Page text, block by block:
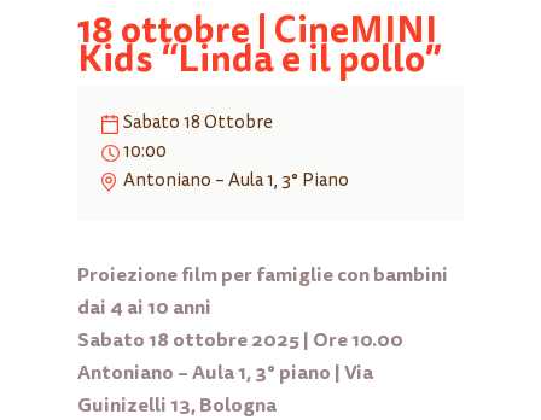
18 ottobre | CineMINI
Kids “Linda e il pollo”
Sabato 18 Ottobre
10:00
Antoniano – Aula 1, 3° Piano
Proiezione film per famiglie con bambini
dai 4 ai 10 anni
Sabato 18 ottobre 2025 | Ore 10.00
Antoniano – Aula 1, 3° piano | Via
Guinizelli 13, Bologna